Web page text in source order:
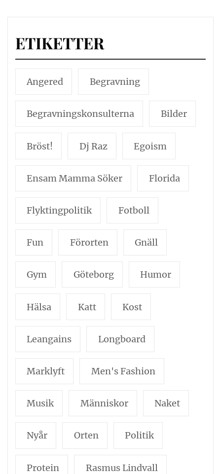
ETIKETTER
Angered Begravning
Begravningskonsulterna Bilder
Bröst! Dj Raz Egoism
Ensam Mamma Söker Florida
Flyktingpolitik Fotboll
Fun Förorten Gnäll
Gym Göteborg Humor
Hälsa Katt Kost
Leangains Longboard
Marklyft Men's Fashion
Musik Människor Naket
Nyår Orten Politik
Protein Rasmus Lindvall